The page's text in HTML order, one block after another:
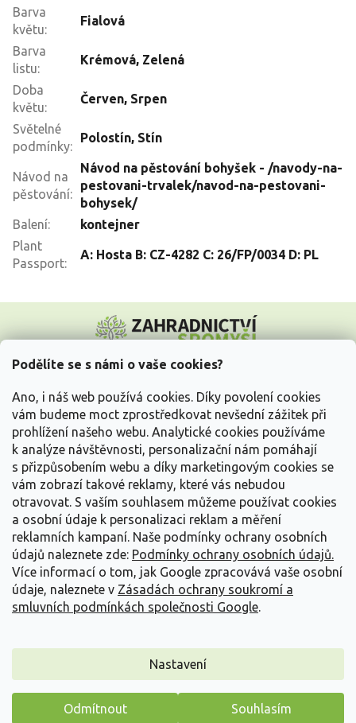
Podělíte se s námi o vaše cookies?
Ano, i náš web používá cookies. Díky povolení cookies
vám budeme moct zprostředkovat nevšední zážitek při
prohlížení našeho webu. Analytické cookies používáme
k analýze návštěvnosti, personalizační nám pomáhají
s přizpůsobením webu a díky marketingovým cookies se
vám zobrazí takové reklamy, které vás nebudou
otravovat. S vaším souhlasem můžeme používat cookies
a osobní údaje k personalizaci reklam a měření
reklamních kampaní. Naše podmínky ochrany osobních
údajů naleznete zde: Podmínky ochrany osobních údajů.
Více informací o tom, jak Google zpracovává vaše osobní
údaje, naleznete v Zásadách ochrany soukromí a
smluvních podmínkách společnosti Google.
Nastavení
Odmítnout Souhlasím
Barva
květu:
Fialová
Barva
listu:
Krémová, Zelená
Doba
květu:
Červen, Srpen
Světelné
podmínky:
Polostín, Stín
Návod na
pěstování:
Návod na pěstování bohyšek - /navody-na-
pestovani-trvalek/navod-na-pestovani-
bohysek/
Balení:
kontejner
Plant
Passport:
A: Hosta B: CZ-4282 C: 26/FP/0034 D: PL
p
Vše o nákupu
Informace pro Vás
Kontakujte nás
Vytvořil Shoptet
Copyright 2026Zahradnictví Spomyšl. Všechna práva